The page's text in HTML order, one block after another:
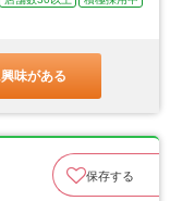
味がある
保存する